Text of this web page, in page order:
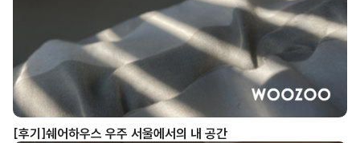
[후기]쉐어하우스 우주 서울에서의 내 공간